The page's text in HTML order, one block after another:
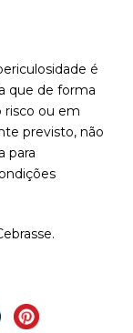
é
que de forma
risco ou em
previsto, não
para